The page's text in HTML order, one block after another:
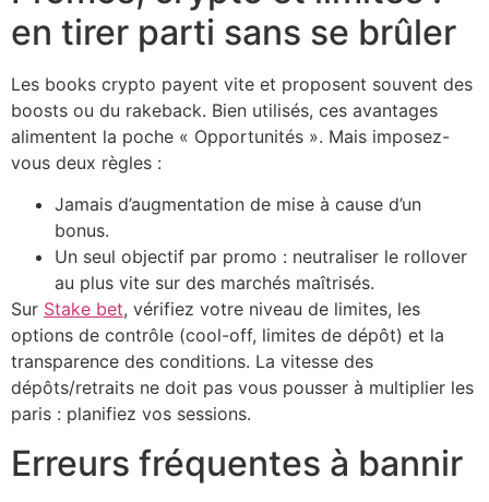
en tirer parti sans se brûler
Les books crypto payent vite et proposent souvent des
boosts ou du rakeback. Bien utilisés, ces avantages
alimentent la poche « Opportunités ». Mais imposez-
vous deux règles :
Jamais d’augmentation de mise à cause d’un
bonus.
Un seul objectif par promo : neutraliser le rollover
au plus vite sur des marchés maîtrisés.
Sur Stake bet, vérifiez votre niveau de limites, les
options de contrôle (cool-off, limites de dépôt) et la
transparence des conditions. La vitesse des
dépôts/retraits ne doit pas vous pousser à multiplier les
paris : planifiez vos sessions.
Erreurs fréquentes à bannir